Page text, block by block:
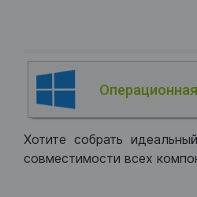
Хотите собрать
совместимости всех